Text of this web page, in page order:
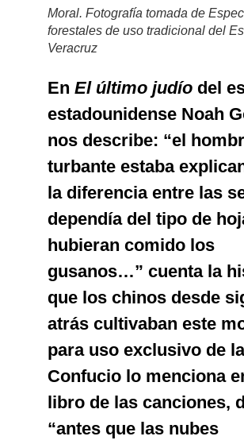
Moral. Fotografía tomada de
forestales de uso tradicional del
Veracruz
En El último judío del
estadounidense Noah
nos describe: “el
turbante estaba
la diferencia entre las
dependía del tipo de
hubieran comido los
gusanos…” cuenta la
que los chinos desde
atrás cultivaban este
para uso exclusivo de
Confucio lo menciona
libro de las canciones,
“antes que las nubes